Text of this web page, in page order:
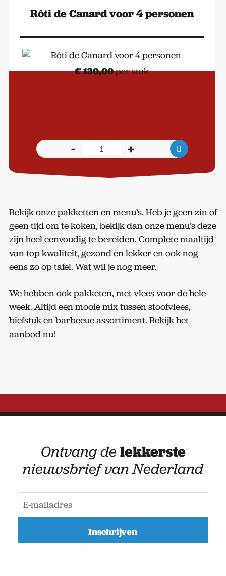
Rôti de Canard voor 4 personen
€ 130,00per stuk
-
de
Canard
4
personen
aantal
+
Bekijk onze pakketten en menu’s. Heb je geen zin of
geen tijd om te koken, bekijk dan onze menu’s deze
zijn heel eenvoudig te bereiden. Complete maaltijd
van top kwaliteit, gezond en lekker en ook nog
eens zo op tafel. Wat wil je nog meer.
We hebben ook pakketen, met vlees voor de hele
week. Altijd een mooie mix tussen stoofvlees,
biefstuk en barbecue assortiment. Bekijk het
aanbod nu!
Ontvang de lekkerste
nieuwsbrief van Nederland
-
m
i